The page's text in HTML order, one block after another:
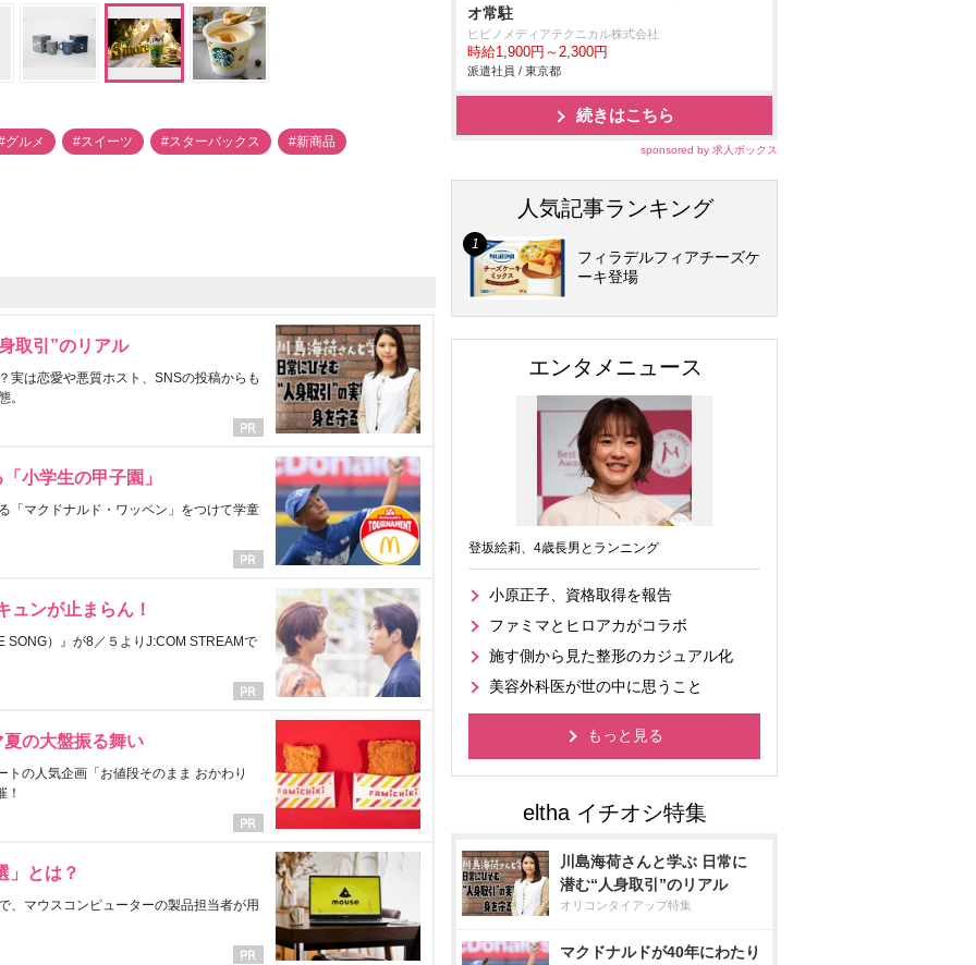
グルメ #スイーツ #スターバックス #新商品
取引”のリアル
実は恋愛や悪質ホスト、SNSの投稿からも
。
小学生の甲子園」
「マクドナルド・ワッペン」をつけて学童
ュンが止まらん！
SONG）』が8／５よりJ:COM STREAMで
の大盤振る舞い
の人気企画「お値段そのまま おかわり
！
」とは？
、マウスコンピューターの製品担当者が用
オ常駐
ヒビノメディアテクニカル株式会社
時給1,900円～2,300円
派遣社員 / 東京都
続きはこちら
sponsored by 求人ボックス
人気記事ランキング
フィラデルフィアチーズケ
ーキ登場
エンタメニュース
登坂絵莉、4歳長男とランニング
小原正子、資格取得を報告
ファミマとヒロアカがコラボ
施す側から見た整形のカジュアル化
美容外科医が世の中に思うこと
もっと見る
川島海荷さんと学ぶ 日常に
潜む“人身取引”のリアル
オリコンタイアップ特集
マクドナルドが40年にわたり